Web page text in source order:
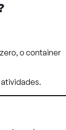
o container